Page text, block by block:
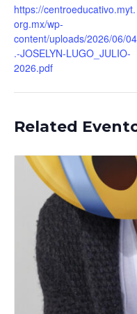
https://centroeducativo.myt.
org.mx/wp-
content/uploads/2026/06/04
.-JOSELYN-LUGO_JULIO-
2026.pdf
Related